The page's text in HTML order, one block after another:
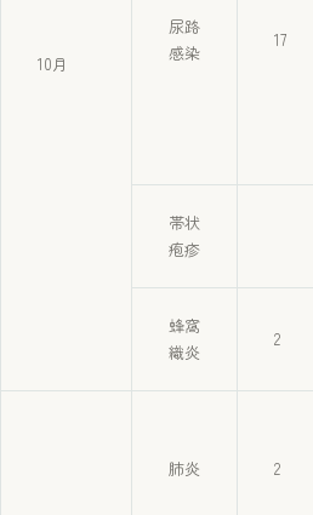
10月
尿路
感染
17
帯状
疱疹
蜂窩
織炎
2
肺炎 2